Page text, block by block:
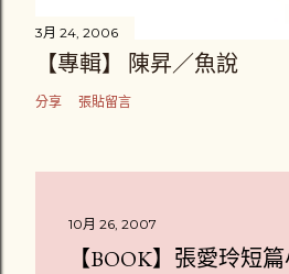
3月 24, 2006
【專輯】 陳昇／魚說
分享 張貼留言
10月 26, 2007
【BOOK】張愛玲短